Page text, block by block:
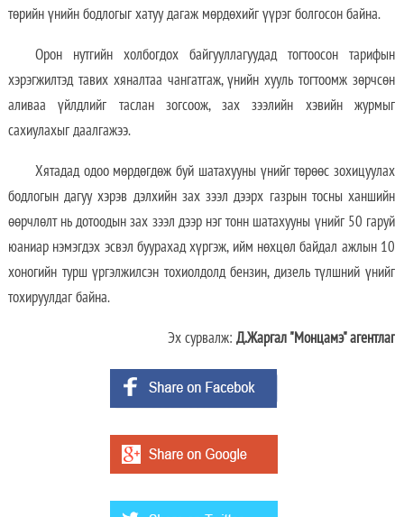
төрийн үнийн бодлогыг хатуу дагаж мөрдөхийг үүрэг болгосон байна.
Орон нутгийн холбогдох байгууллагуудад тогтоосон тарифын
хэрэгжилтэд тавих хяналтаа чангатгаж, үнийн хууль тогтоомж зөрчсөн
аливаа үйлдлийг таслан зогсоож, зах зээлийн хэвийн журмыг
сахиулахыг даалгажээ.
Хятадад одоо мөрдөгдөж буй шатахууны үнийг төрөөс зохицуулах
бодлогын дагуу хэрэв дэлхийн зах зээл дээрх газрын тосны ханшийн
өөрчлөлт нь дотоодын зах зээл дээр нэг тонн шатахууны үнийг 50 гаруй
юаниар нэмэгдэх эсвэл буурахад хүргэж, ийм нөхцөл байдал ажлын 10
хоногийн турш үргэлжилсэн тохиолдолд бензин, дизель түлшний үнийг
тохируулдаг байна.
Эх сурвалж: Д.Жаргал "Монцамэ" агентлаг